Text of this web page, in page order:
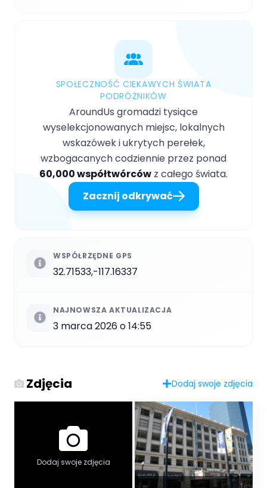
SPOŁECZNOŚĆ CIEKAWYCH ŚWIATA
PODRÓŻNIKÓW
AroundUs gromadzi tysiące
wyselekcjonowanych miejsc, lokalnych
wskazówek i ukrytych perełek,
wzbogacanych codziennie przez ponad
60,000 współtwórców z całego świata.
Zacznij odkrywać
WSPÓŁRZĘDNE GPS
32.71533,-117.16337
NAJNOWSZA AKTUALIZACJA
3 marca 2026 o 14:55
Zdjęcia Dodaj swoje zdjęcia
Dodaj swoje zdjęcia